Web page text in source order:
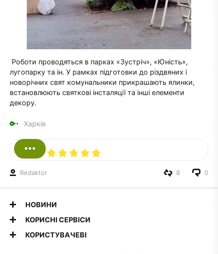
Роботи проводяться в парках «Зустріч», «Юність»,
лугопарку та ін. У рамках підготовки до різдвяних і
новорічних свят комунальники прикрашають ялинки,
встановлюють святкові інсталяції та інші елементи
декору.
Харків
Redaktor 0
8
НОВИНИ
КОРИСНІ СЕРВІСИ
КОРИСТУВАЧЕВІ